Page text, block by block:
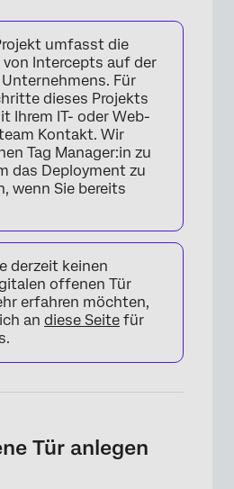
umfasst die
Intercepts auf der
Für
dieses Projekts
Ihrem IT- oder Web-
Kontakt. Wir
Tag Manager:in zu
das Deployment zu
wenn Sie bereits
derzeit keinen
offenen Tür
erfahren möchten,
an diese Seite für
Tür anlegen